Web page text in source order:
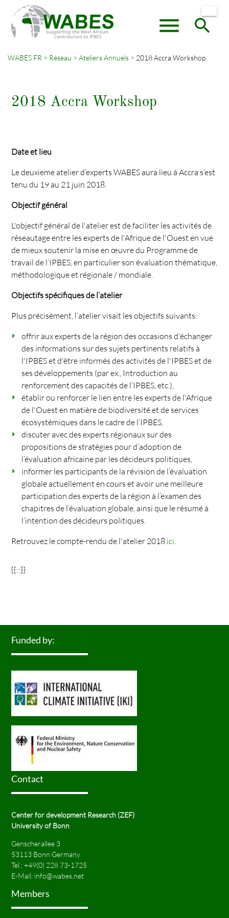
menu search
WABES FR Réseau Ateliers Annuels 2018 Accra Workshop
2018 Accra Workshop
Date et lieu
Le deuxieme atelier d’experts WABES aura lieu à Accra s’est
tenu du 19 au 21 juin 2018.
Objectif général
L'objectif général de l'atelier est de faciliter les activités de
réseautage entre les experts de l'Afrique de l'Ouest en vue
de mieux soutenir la mise en œuvre du Programme de
travail de l’IPBES, en particulier son évaluation thématique,
méthodologique et régionale / mondiale.
Objectifs spécifiques de l’atelier
Plus précisément, l’atelier visait les objectifs suivants:
offrir aux experts de la région des occasions d'échanger
des informations sur des sujets pertinents relatifs à
l'IPBES et d'être informés des activités de l'IPBES et de
ses développements (par ex., Introduction au
renforcement des capacités de l’IPBES, etc.),
établir ou renforcer le lien entre les experts de l'Afrique
de l'Ouest en matière de biodiversité et de services
écosystémiques dans le cadre de l’IPBES,
discuter avec des experts régionaux sur des
propositions de stratégies pour d’adoption de
l’évaluation africaine par les décideurs politiques,
informer les participants de la révision de l’évaluation
globale actuellement en cours et avoir une meilleure
participation des experts de la région à l’examen des
chapitres de l’évaluation globale, ainsi que le résumé à
l’intention des décideurs politiques.
Retrouvez le compte-rendu de l'atelier 2018 ici
{{::}}
Funded by:
Contact
Center for development Research (ZEF)
University of Bonn
Genscherallee 3
53113 Bonn Germany
Tel.:+49(0) 228 73-1725
E-Mail: info@wabes.net
Members